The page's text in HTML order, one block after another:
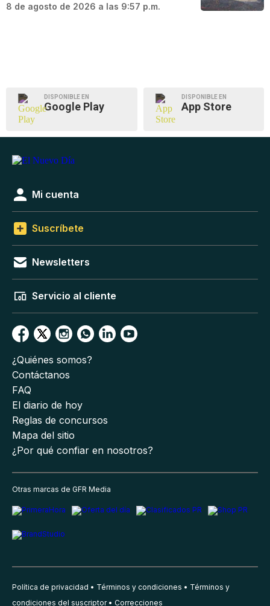
8 de agosto de 2026 a las 9:57 p.m.
DISPONIBLE EN
Google Play
DISPONIBLE EN
App Store
Mi cuenta
Suscríbete
Newsletters
Servicio al cliente
¿Quiénes somos?
Contáctanos
FAQ
El diario de hoy
Reglas de concursos
Mapa del sitio
¿Por qué confiar en nosotros?
Otras marcas de GFR Media
Política de privacidad Términos y condiciones
Términos y
condiciones del suscriptor
Correcciones